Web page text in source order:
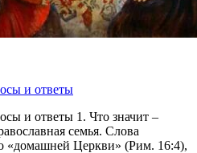
и ответы
и ответы 1. Что значит –
семья. Слова
«домашней Церкви» (Рим. 16:4),